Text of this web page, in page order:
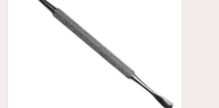
Aluminium koffer/Trolley